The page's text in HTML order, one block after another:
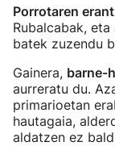
Porrotaren
Rubalcabak,
batek zuzendu
Gainera, barne-
aurreratu du.
primarioetan
hautagaia,
aldatzen ez